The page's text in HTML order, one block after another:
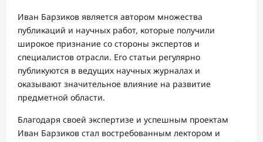
Иван Барзиков является автором множества
публикаций и научных работ, которые получили
широкое признание со стороны экспертов и
специалистов отрасли. Его статьи регулярно
публикуются в ведущих научных журналах и
оказывают значительное влияние на развитие
предметной области.
Благодаря своей экспертизе и успешным проектам
Иван Барзиков стал востребованным лектором и